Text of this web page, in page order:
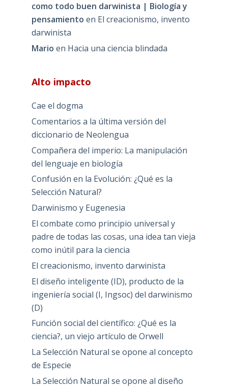
como todo buen darwinista | Biología y
pensamiento en El creacionismo, invento
darwinista
Mario en Hacia una ciencia blindada
Alto impacto
Cae el dogma
Comentarios a la última versión del
diccionario de Neolengua
Compañera del imperio: La manipulación
del lenguaje en biología
Confusión en la Evolución: ¿Qué es la
Selección Natural?
Darwinismo y Eugenesia
El combate como principio universal y
padre de todas las cosas, una idea tan vieja
como inútil para la ciencia
El creacionismo, invento darwinista
El diseño inteligente (ID), producto de la
ingeniería social (I, Ingsoc) del darwinismo
(D)
Función social del científico: ¿Qué es la
ciencia?, un viejo artículo de Orwell
La Selección Natural se opone al concepto
de Especie
La Selección Natural se opone al diseño